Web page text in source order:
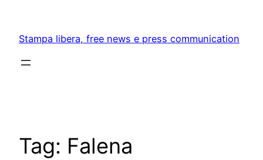
content
Stampa libera, free news e press communication
Tag: Falena